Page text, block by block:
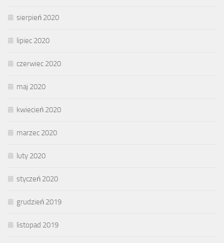
sierpień 2020
lipiec 2020
czerwiec 2020
maj 2020
kwiecień 2020
marzec 2020
luty 2020
styczeń 2020
grudzień 2019
listopad 2019